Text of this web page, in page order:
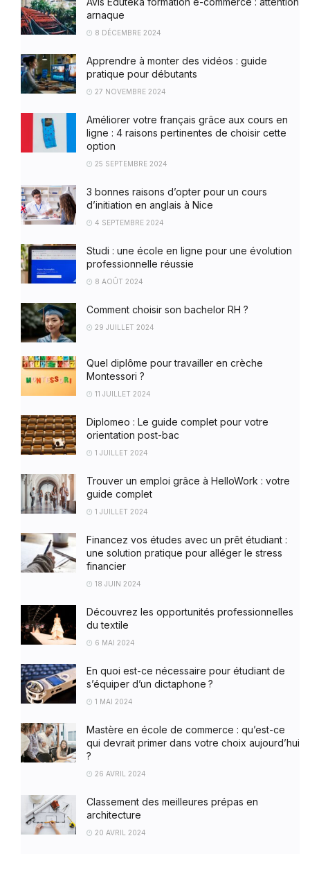
arnaque
8 DÉCEMBRE 2024
Apprendre à monter des vidéos : guide
pratique pour débutants
27 NOVEMBRE 2024
Améliorer votre français grâce aux cours en
ligne : 4 raisons pertinentes de choisir cette
option
25 SEPTEMBRE 2024
3 bonnes raisons d’opter pour un cours
d’initiation en anglais à Nice
4 SEPTEMBRE 2024
Studi : une école en ligne pour une évolution
professionnelle réussie
8 AOÛT 2024
Comment choisir son bachelor RH ?
29 JUILLET 2024
Quel diplôme pour travailler en crèche
Montessori ?
11 JUILLET 2024
Diplomeo : Le guide complet pour votre
orientation post-bac
1 JUILLET 2024
Trouver un emploi grâce à HelloWork : votre
guide complet
1 JUILLET 2024
Financez vos études avec un prêt étudiant :
une solution pratique pour alléger le stress
financier
18 JUIN 2024
Découvrez les opportunités professionnelles
du textile
6 MAI 2024
En quoi est-ce nécessaire pour étudiant de
s’équiper d’un dictaphone ?
1 MAI 2024
Mastère en école de commerce : qu’est-ce
qui devrait primer dans votre choix aujourd’hui
?
26 AVRIL 2024
Classement des meilleures prépas en
architecture
20 AVRIL 2024